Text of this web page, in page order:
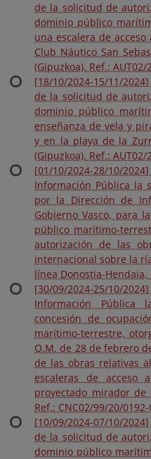
de la solicitud de
dominio público
una escalera de
Club Náutico San
(Gipuzkoa). Ref.: AUT02/
[18/10/2024-15/11/
de la solicitud de
dominio público
enseñanza de vela y
y en la playa de la
(Gipuzkoa). Ref.: AUT02/
[01/10/2024-28/10/
Información Pública la
por la Dirección de
Gobierno Vasco, para
público marítimo-
autorización de las
internacional sobre la
línea Donostia-
[30/09/2024-25/10/
Información
concesión de
marítimo-terrestre,
O.M. de 28 de febrero
de las obras relativas
escaleras de
proyectado mirador
Ref.: CNC02/99/20/
[10/09/2024-07/10/
de la solicitud de
dominio público